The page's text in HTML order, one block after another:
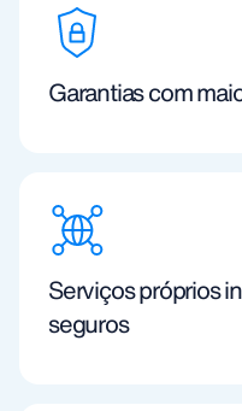
Garantias com
Serviços próprios
seguros